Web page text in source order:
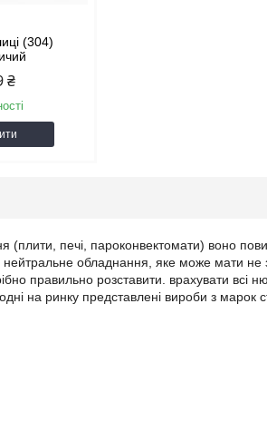
(304)
₴
(плити, печі, пароконвектомати) воно
нейтральне обладнання, яке може мати не
правильно розставити. врахувати всі
на ринку представлені вироби з марок